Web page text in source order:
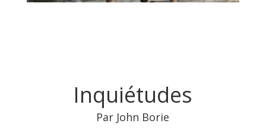
Inquiétudes
Par John Borie